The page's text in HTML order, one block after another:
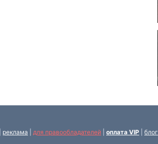
реклама для правообладателей оплата VIP
блог